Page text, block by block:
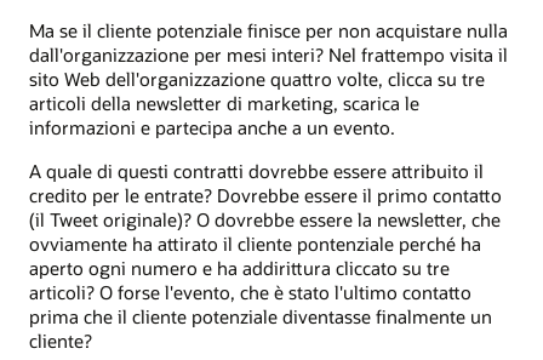
Ma se il cliente potenziale finisce per non acquistare nulla
dall'organizzazione per mesi interi? Nel frattempo visita il
sito Web dell'organizzazione quattro volte, clicca su tre
articoli della newsletter di marketing, scarica le
informazioni e partecipa anche a un evento.
A quale di questi contratti dovrebbe essere attribuito il
credito per le entrate? Dovrebbe essere il primo contatto
(il Tweet originale)? O dovrebbe essere la newsletter, che
ovviamente ha attirato il cliente pontenziale perché ha
aperto ogni numero e ha addirittura cliccato su tre
articoli? O forse l'evento, che è stato l'ultimo contatto
prima che il cliente potenziale diventasse finalmente un
cliente?